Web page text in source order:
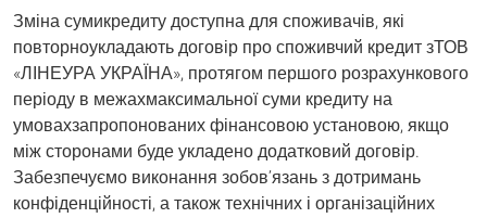
Зміна сумикредиту доступна для споживачів, які
повторноукладають договір про споживчий кредит зТОВ
«ЛІНЕУРА УКРАЇНА», протягом першого розрахункового
періоду в межахмаксимальної суми кредиту на
умовахзапропонованих фінансовою установою, якщо
між сторонами буде укладено додатковий договір.
Забезпечуємо виконання зобов’язань з дотримань
конфіденційності, а також технічних і організаційних